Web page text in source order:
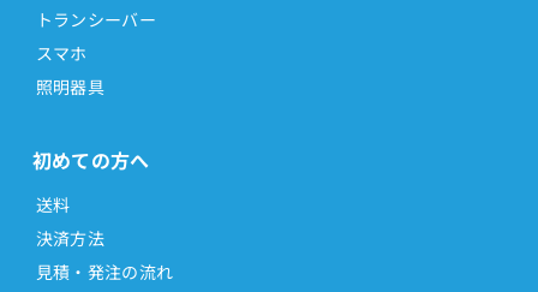
トランシーバー
スマホ
照明器具
初めての方へ
送料
決済方法
見積・発注の流れ